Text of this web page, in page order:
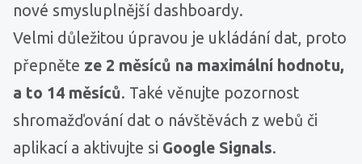
nové smysluplnější dashboardy.
Velmi důležitou úpravou je ukládání dat, proto
přepněte ze 2 měsíců na maximální hodnotu,
a to 14 měsíců. Také věnujte pozornost
shromažďování dat o návštěvách z webů či
aplikací a aktivujte si Google Signals.